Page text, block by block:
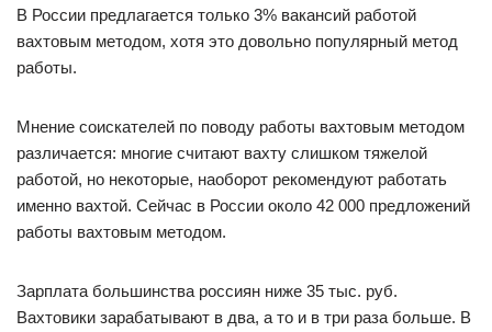
В России предлагается только 3% вакансий работой
вахтовым методом, хотя это довольно популярный метод
работы.
Мнение соискателей по поводу работы вахтовым методом
различается: многие считают вахту слишком тяжелой
работой, но некоторые, наоборот рекомендуют работать
именно вахтой. Сейчас в России около 42 000 предложений
работы вахтовым методом.
Зарплата большинства россиян ниже 35 тыс. руб.
Вахтовики зарабатывают в два, а то и в три раза больше. В